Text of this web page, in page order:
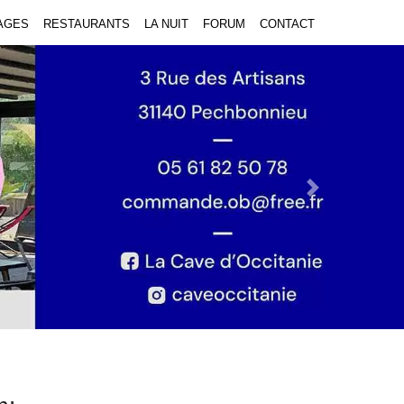
RESTAURANTS LA NUIT FORUM CONTACT
Next Slide